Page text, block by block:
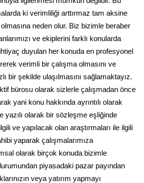
ki verimliliği arttırmaz tam aksine
olmasına neden olur. Biz bizimle beraber
ve ekiplerini farklı konularda
duyulan her konuda en profesyonel
verimli bir çalışma olmasını ve
bir şekilde ulaşılmasını sağlamaktayız.
bürosu olarak sizlerle çalışmadan önce
yani konu hakkında ayrıntılı olarak
yazılı olarak bir sözleşme eşliğinde
ve yapılacak olan araştırmaları ile ilgili
yaparak çalışmalarımıza
olarak birçok konuda bizimle
piyasadaki pazar payından
veya yatırım yapmayı